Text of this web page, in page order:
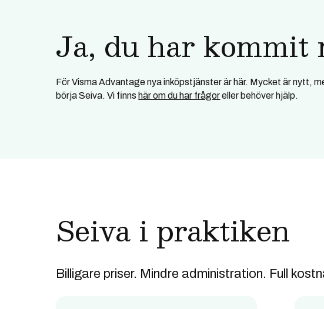
Ja, du har kommit
För Visma Advantage nya inköpstjänster är här. Mycket är nytt,
börja Seiva. Vi finns här om du har frågoreller behöver hjälp.
Seiva i praktiken
Billigare priser. Mindre administration. Full